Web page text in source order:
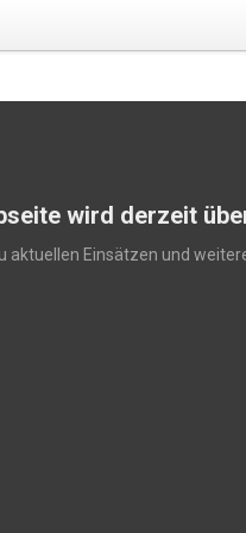
wird derzeit
aktuellen Einsätzen und